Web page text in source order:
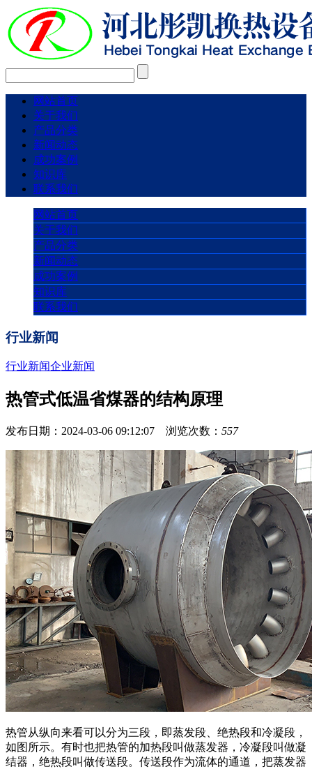
网站首页
关于我们
产品分类
新闻动态
成功案例
知识库
联系我们
网站首页
关于我们
产品分类
新闻动态
成功案例
知识库
联系我们
行业新闻
行业新闻企业新闻
热管式低温省煤器的结构原理
发布日期：2024-03-06 09:12:07 浏览次数： 557
热管从纵向来看可以分为三段，即蒸发段、绝热段和冷凝段，
如图所示。有时也把热管的加热段叫做蒸发器，冷凝段叫做凝
结器，绝热段叫做传送段。传送段作为流体的通道，把蒸发器